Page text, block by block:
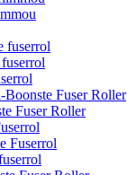
fuserrol
Fuser Roller
Fuser Roller
Fuserrol